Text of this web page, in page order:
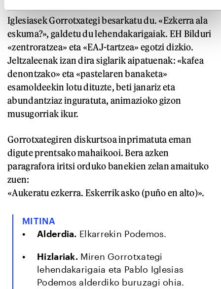
Iglesiasek Gorrotxategi besarkatu du. «Ezkerra ala
eskuma?», galdetu du lehendakarigaiak. EH Bilduri
«zentroratzea» eta «EAJ-tartzea» egotzi dizkio.
Jeltzaleenak izan dira siglarik aipatuenak: «kafea
denontzako» eta «pastelaren banaketa»
esamoldeekin lotu dituzte, beti janariz eta
abundantziaz inguratuta, animazioko gizon
musugorriak ikur.
Gorrotxategiren diskurtsoa inprimatuta eman
digute prentsako mahaikooi. Bera azken
paragrafora iritsi orduko banekien zelan amaituko
zuen:
«Aukeratu ezkerra. Eskerrik asko (puño en alto)».
MITINA
Alderdia. Elkarrekin Podemos.
Hizlariak. Miren Gorrotxategi
lehendakarigaia eta Pablo Iglesias
Podemos alderdiko buruzagi ohia.